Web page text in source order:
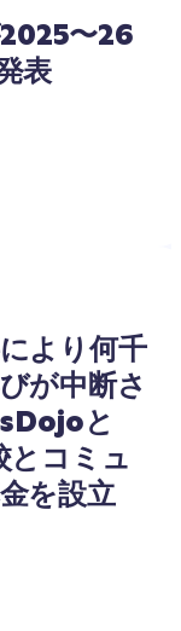
〜26
表
より何千
が中断さ
と
コミュ
を設立